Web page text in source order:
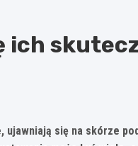
ich
ujawniają się na skórze